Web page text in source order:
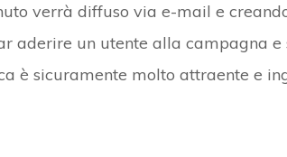
verrà diffuso via e-mail e
aderire un utente alla campagna
è sicuramente molto attraente e